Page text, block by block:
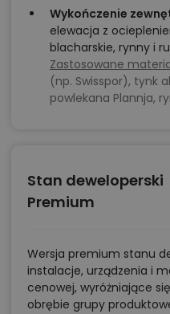
Wykończenie
elewacja z
blacharskie, rynny i
Zastosowane
(np. Swisspor), tynk
powlekana Plannja,
Stan deweloperski
Premium
Wersja premium stanu
instalacje, urządzenia i
cenowej, wyróżniające
obrębie grupy